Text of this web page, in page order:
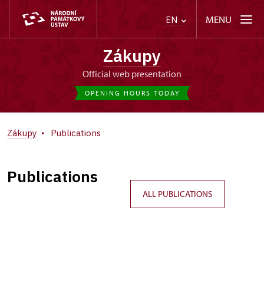
EN MENU
Zákupy
Official web presentation
OPENING HOURS TODAY
Zákupy Publications
Publications
ALL PUBLICATIONS